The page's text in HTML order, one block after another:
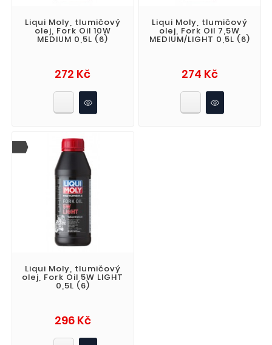
Liqui Moly, tlumičový
olej, Fork Oil 10W
MEDIUM 0,5L (6)
272 KčCena
Liqui Moly, tlumičový
olej, Fork Oil 7,5W
MEDIUM/LIGHT 0,5L (6)
274 KčCena
Liqui Moly, tlumičový
olej, Fork Oil 5W LIGHT
0,5L (6)
296 KčCena